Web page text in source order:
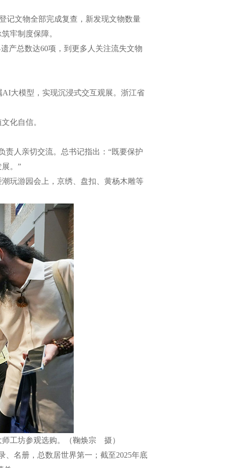
文物全部完成复查，新发现文物数量
牢制度保障。
产总数达60项，到更多人关注流失文物
大模型，实现沉浸式交互观展。浙江省
化自信。
人亲切交流。总书记指出：“既要保护
。”
玩游园会上，京绣、盘扣、黄杨木雕等
师工坊参观选购。（鞠焕宗 摄）
名册，总数居世界第一；截至2025年底